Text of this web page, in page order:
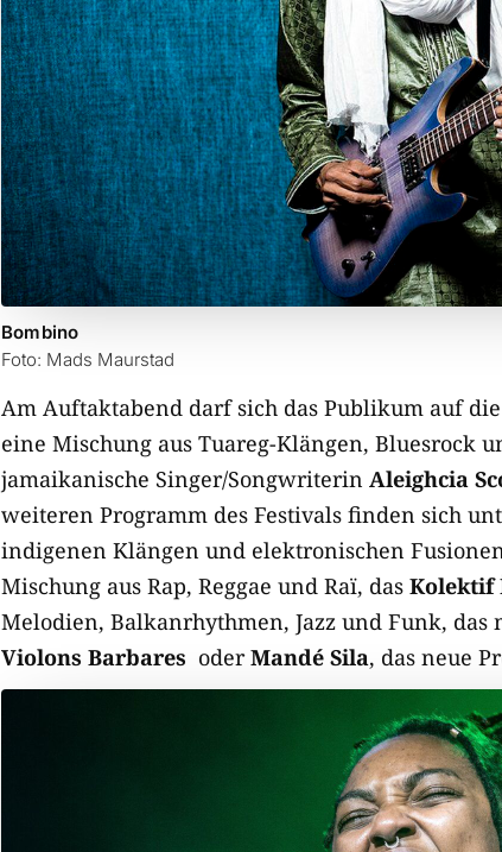
Bombino
Foto: Mads Maurstad
Am Auftaktabend darf sich das Publikum auf
eine Mischung aus Tuareg-Klängen, Bluesrock
jamaikanische Singer/Songwriterin Aleighcia
weiteren Programm des Festivals finden sich
indigenen Klängen und elektronischen
Mischung aus Rap, Reggae und Raï, das Kolektif
Melodien, Balkanrhythmen, Jazz und Funk,
Violons Barbares oderMandé Sila, das neue